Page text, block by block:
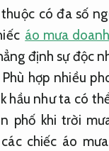
có đa số
áo mưa
định sự độc
Phù hợp nhiều
hầu như ta có
phố khi trời
các chiếc áo